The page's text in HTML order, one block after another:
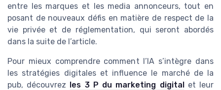
entre les marques et les media annonceurs, tout en
posant de nouveaux défis en matière de respect de la
vie privée et de réglementation, qui seront abordés
dans la suite de l’article.
Pour mieux comprendre comment l’IA s’intègre dans
les stratégies digitales et influence le marché de la
pub, découvrez les 3 P du marketing digitalet leur